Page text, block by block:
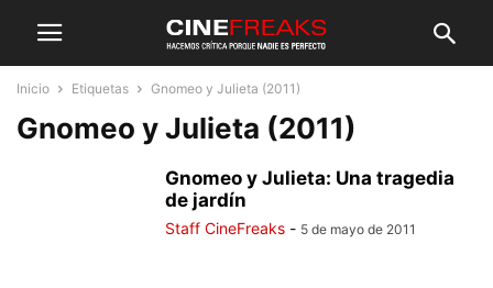
Inicio Etiquetas Gnomeo y Julieta (2011)
Gnomeo y Julieta (2011)
Gnomeo y Julieta: Una tragedia
de jardín
Staff CineFreaks - 5 de mayo de 2011